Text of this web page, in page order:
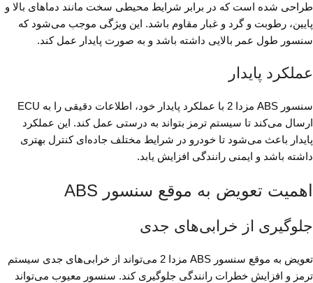
طراحی شده است که در برابر شرایط محیطی سخت مانند دماهای بالا و
پایین، رطوبت و گرد و غبار مقاوم باشد. این ویژگی موجب می‌شود که
سنسور طول عمر بالایی داشته باشد و به صورت پایدار عمل کند.
عملکرد پایدار
سنسور ABS مزدا 2 با عملکرد پایدار خود، اطلاعات دقیقی را به ECU
ارسال می‌کند تا سیستم ترمز بتواند به درستی عمل کند. این عملکرد
پایدار باعث می‌شود تا خودرو در شرایط مختلف جاده‌ای کنترل بهتری
داشته باشد و ایمنی رانندگی افزایش یابد.
اهمیت تعویض به موقع سنسور ABS
جلوگیری از خرابی‌های جدی
تعویض به موقع سنسور ABS مزدا 2 می‌تواند از خرابی‌های جدی سیستم
ترمز و افزایش خطرات رانندگی جلوگیری کند. سنسور معیوب می‌تواند